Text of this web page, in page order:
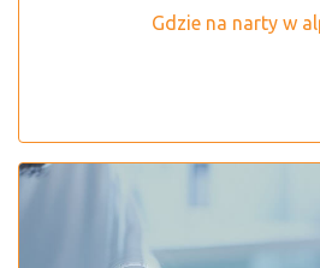
Gdzie na narty w